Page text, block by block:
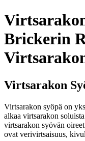
Brickerin
Virtsarakon
Virtsarakon syöpä on
alkaa virtsarakon
virtsarakon syövän
ovat verivirtsaisuus,